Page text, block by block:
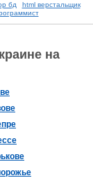
бд
html верстальщик
на